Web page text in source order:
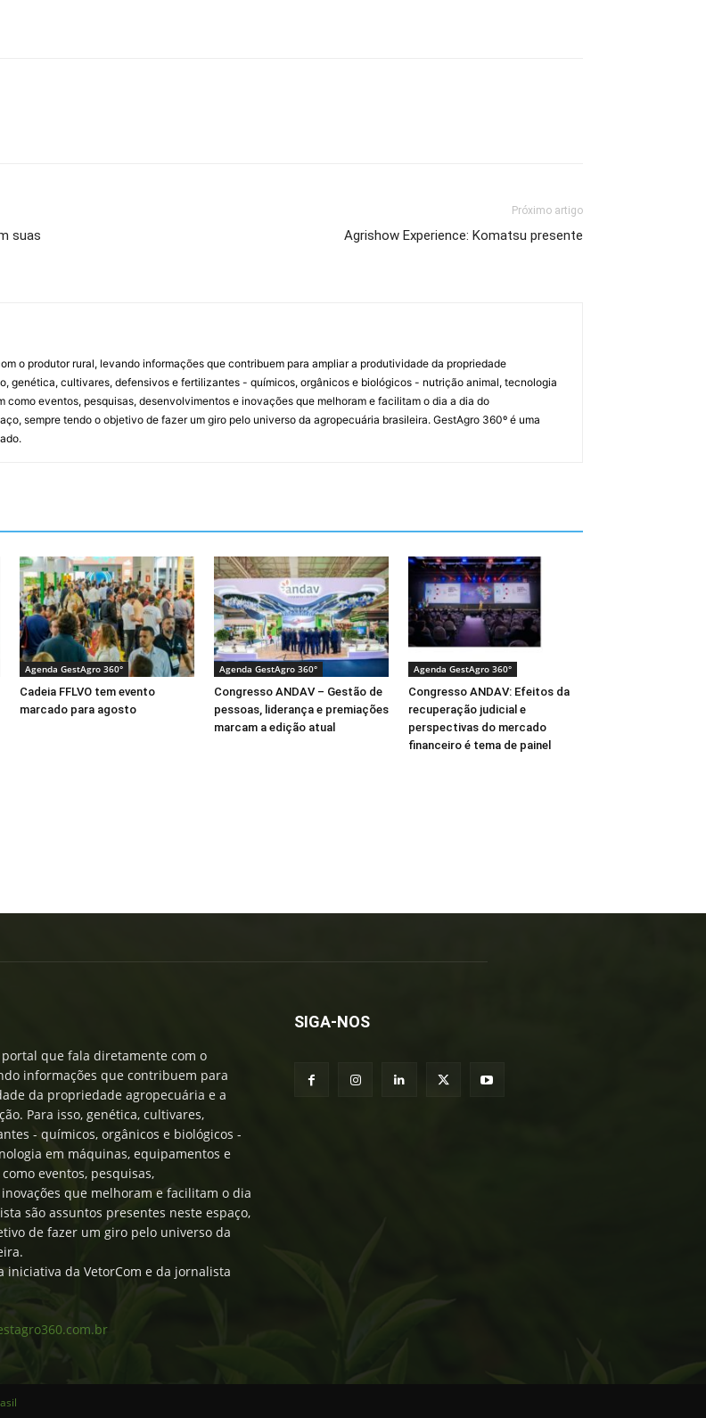
suas
Próximo artigo
Agrishow Experience: Komatsu presente
o produtor rural, levando informações que contribuem para ampliar a produtividade da propriedade
genética, cultivares, defensivos e fertilizantes - químicos, orgânicos e biológicos - nutrição animal, tecnologia
como eventos, pesquisas, desenvolvimentos e inovações que melhoram e facilitam o dia a dia do
sempre tendo o objetivo de fazer um giro pelo universo da agropecuária brasileira. GestAgro 360º é uma
Agenda GestAgro 360°
Cadeia FFLVO tem evento
marcado para agosto
Agenda GestAgro 360°
Congresso ANDAV – Gestão de
pessoas, liderança e premiações
marcam a edição atual
Agenda GestAgro 360°
Congresso ANDAV: Efeitos da
recuperação judicial e
perspectivas do mercado
financeiro é tema de painel
portal que fala diretamente com o
informações que contribuem para
da propriedade agropecuária e a
Para isso, genética, cultivares,
- químicos, orgânicos e biológicos -
em máquinas, equipamentos e
eventos, pesquisas,
que melhoram e facilitam o dia
são assuntos presentes neste espaço,
de fazer um giro pelo universo da
iniciativa da VetorCom e da jornalista
SIGA-NOS